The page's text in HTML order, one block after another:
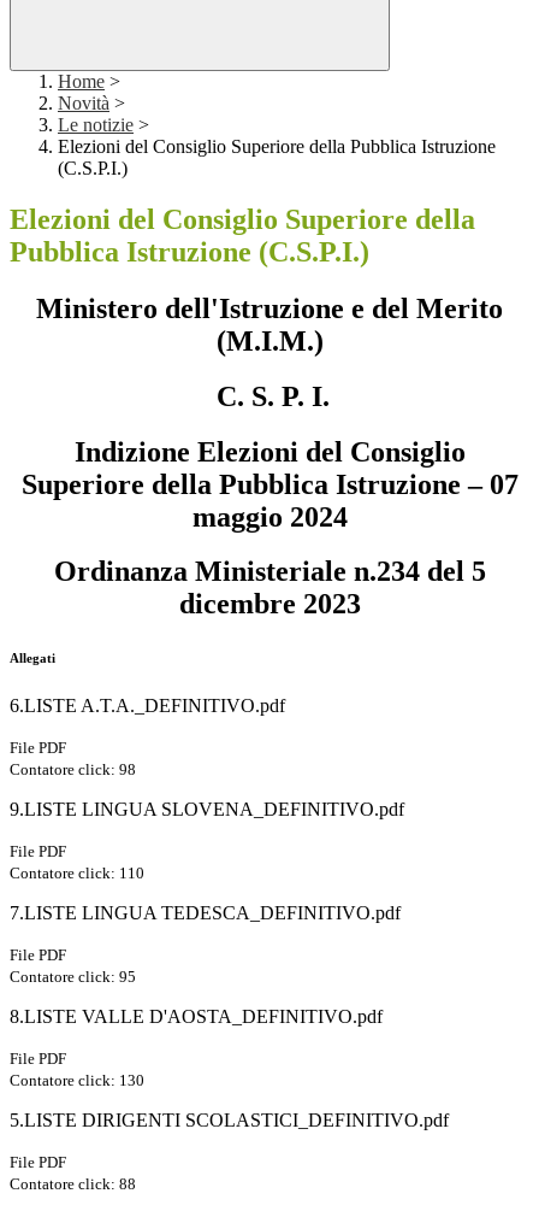
Home >
Novità >
Le notizie >
Elezioni del Consiglio Superiore della Pubblica Istruzione
(C.S.P.I.)
Elezioni del Consiglio Superiore della
Pubblica Istruzione (C.S.P.I.)
Ministero dell'Istruzione e del Merito
(M.I.M.)
C. S. P. I.
Indizione Elezioni del Consiglio
Superiore della Pubblica Istruzione – 07
maggio 2024
Ordinanza Ministeriale n.234 del 5
dicembre 2023
Allegati
6.LISTE A.T.A._DEFINITIVO.pdf
File PDF
Contatore click: 98
9.LISTE LINGUA SLOVENA_DEFINITIVO.pdf
File PDF
Contatore click: 110
7.LISTE LINGUA TEDESCA_DEFINITIVO.pdf
File PDF
Contatore click: 95
8.LISTE VALLE D'AOSTA_DEFINITIVO.pdf
File PDF
Contatore click: 130
5.LISTE DIRIGENTI SCOLASTICI_DEFINITIVO.pdf
File PDF
Contatore click: 88